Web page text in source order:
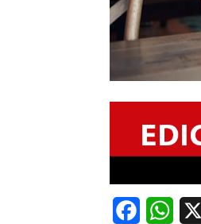
Facebook